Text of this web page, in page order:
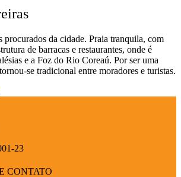
procurados da cidade. Praia tranquila, com
de barracas e restaurantes, onde é
e a Foz do Rio Coreaú. Por ser uma
se tradicional entre moradores e turistas.
23
CONTATO